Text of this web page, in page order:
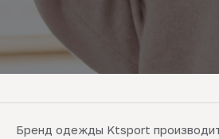
Бренд одежды Ktsport